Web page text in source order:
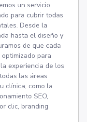
un servicio
para cubrir todas
Desde la
hasta el diseño y
de que cada
para
experiencia de los
las áreas
clínica, como la
SEO,
clic, branding